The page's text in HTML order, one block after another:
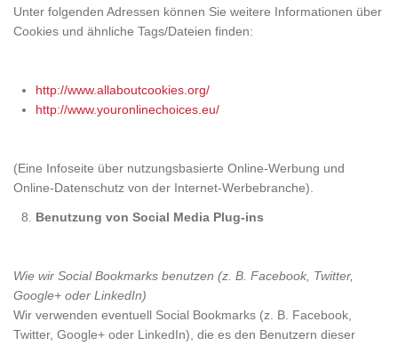
Unter folgenden Adressen können Sie weitere Informationen über
Cookies und ähnliche Tags/Dateien finden:
http://www.allaboutcookies.org/
http://www.youronlinechoices.eu/
(Eine Infoseite über nutzungsbasierte Online-Werbung und
Online-Datenschutz von der Internet-Werbebranche).
Benutzung von Social Media Plug-ins
Wie wir Social Bookmarks benutzen (z. B. Facebook, Twitter,
Google+ oder LinkedIn)
Wir verwenden eventuell Social Bookmarks (z. B. Facebook,
Twitter, Google+ oder LinkedIn), die es den Benutzern dieser